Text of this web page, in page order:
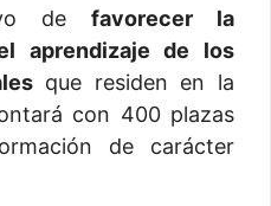
de favorecer la
aprendizaje de los
que residen en la
con 400 plazas
de carácter